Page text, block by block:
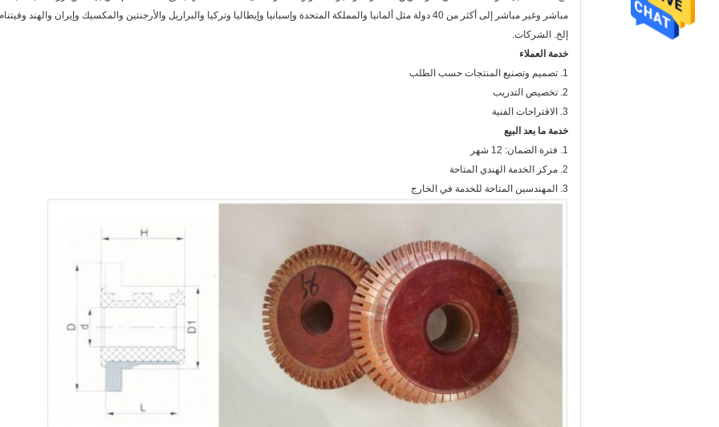
مباشر وغير مباشر إلى أكثر من 40 دولة مثل ألمانيا والمملكة المتحدة وإسبانيا وإيطاليا وتركيا والبرازيل والأرجنتين والمكسيك وإيران والهند
إلخ. الشركات.
خدمة العملاء
1. تصميم وتصنيع المنتجات حسب الطلب
2. تخصيص التدريب
3. الاقتراحات الفنية
خدمة ما بعد البيع
1. فترة الضمان: 12 شهر
2. مركز الخدمة الهندي المتاحة
3. المهندسين المتاحة للخدمة في الخارج